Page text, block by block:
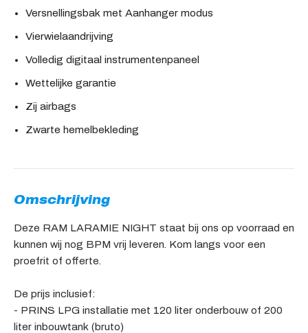
Versnellingsbak met Aanhanger modus
Vierwielaandrijving
Volledig digitaal instrumentenpaneel
Wettelijke garantie
Zij airbags
Zwarte hemelbekleding
Omschrijving
Deze RAM LARAMIE NIGHT staat bij ons op voorraad en
kunnen wij nog BPM vrij leveren. Kom langs voor een
proefrit of offerte.
De prijs inclusief:
- PRINS LPG installatie met 120 liter onderbouw of 200
liter inbouwtank (bruto)